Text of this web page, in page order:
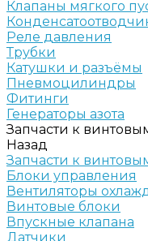
Клапаны мягкого
Реле давления
Трубки
Катушки и разъёмы
Пневмоцилиндры
Фитинги
Генераторы азота
Запчасти к
Назад
Запчасти к
Блоки управления
Вентиляторы
Винтовые блоки
Впускные клапана
Датчики